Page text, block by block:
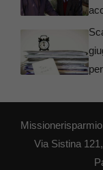
Via Sistina